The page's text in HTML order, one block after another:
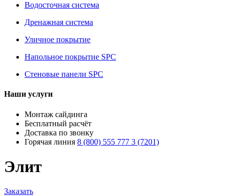
Водосточная система
Дренажная система
Уличное покрытие
Напольное покрытие SPC
Стеновые панели SPC
Наши услуги
Монтаж сайдинга
Бесплатный расчёт
Доставка по звонку
Горячая линия 8 (800) 555 777 3 (7201)
Элит
Заказать